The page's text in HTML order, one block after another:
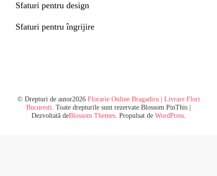
Sfaturi pentru design
Sfaturi pentru îngrijire
© Drepturi de autor2026 Florarie Online Bragadiru | Livrare Flori
Bucuresti. Toate drepturile sunt rezervate.Blossom PinThis |
Dezvoltată deBlossom Themes. Propulsat de WordPress.